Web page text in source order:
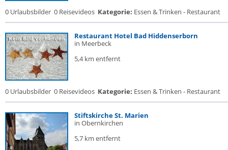
0 Urlaubsbilder 0 Reisevideos Kategorie: Essen & Trinken - Restaurant
Restaurant Hotel Bad Hiddenserborn
in Meerbeck
5,4 km entfernt
0 Urlaubsbilder 0 Reisevideos Kategorie: Essen & Trinken - Restaurant
Stiftskirche St. Marien
in Obernkirchen
5,7 km entfernt